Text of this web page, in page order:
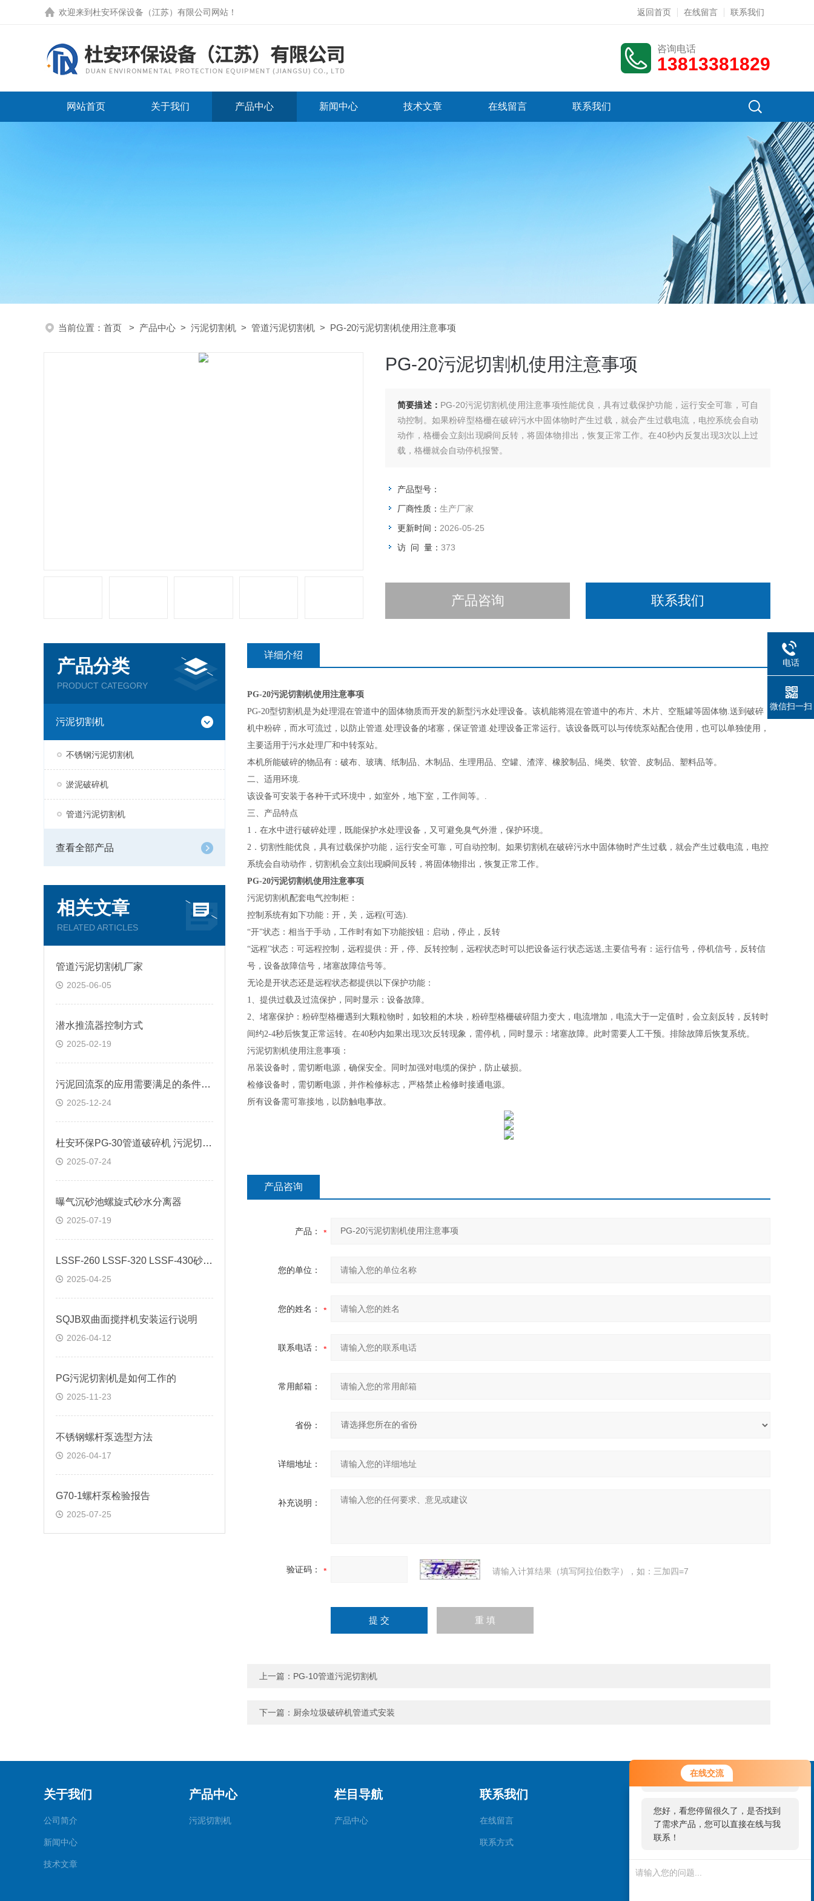
在线交流
您好！欢迎前来咨询，很高兴为您
服务，请问您要咨询什么问题呢？
您好，看您停留很久了，是否找到
了需求产品，您可以直接在线与我
联系！
欢迎来到 杜安环保设备（江苏）有限公司网站 ！ 返回首页 在线留言 联系我们
咨询电话
13813381829
网站首页 关于我们 产品中心 新闻中心 技术文章 在线留言 联系我们
当前位置： 首页 > 产品中心 > 污泥切割机 > 管道污泥切割机 > PG-20污泥切割机使用注意事项
PG-20污泥切割机使用注意事项
简要描述： PG-20污泥切割机使用注意事项性能优良，具有过载保护功能，运行安全可靠，可自
动控制。如果粉碎型格栅在破碎污水中固体物时产生过载，就会产生过载电流，电控系统会自动
动作，格栅会立刻出现瞬间反转，将固体物排出，恢复正常工作。在40秒内反复出现3次以上过
载，格栅就会自动停机报警。
产品型号：
厂商性质： 生产厂家
更新时间： 2026-05-25
访 问 量： 373
产品咨询 联系我们
产品分类
PRODUCT CATEGORY
污泥切割机
不锈钢污泥切割机
淤泥破碎机
管道污泥切割机
查看全部产品
相关文章
RELATED ARTICLES
管道污泥切割机厂家
2025-06-05
潜水推流器控制方式
2025-02-19
污泥回流泵的应用需要满足的条件有哪些
2025-12-24
杜安环保PG-30管道破碎机 污泥切割机说明书
2025-07-24
曝气沉砂池螺旋式砂水分离器
2025-07-19
LSSF-260 LSSF-320 LSSF-430砂水分离器价格
2025-04-25
SQJB双曲面搅拌机安装运行说明
2026-04-12
PG污泥切割机是如何工作的
2025-11-23
不锈钢螺杆泵选型方法
2026-04-17
G70-1螺杆泵检验报告
2025-07-25
详细介绍
PG-20污泥切割机使用注意事项
PG-20型切割机是为处理混在管道中的固体物质而开发的新型污水处理设备。该机能将混在管道中的布片、木片、空瓶罐等固体物.送到破碎
机中粉碎，而水可流过，以防止管道.处理设备的堵塞，保证管道.处理设备正常运行。该设备既可以与传统泵站配合使用，也可以单独使用，
主要适用于污水处理厂和中转泵站。
本机所能破碎的物品有：破布、玻璃、纸制品、木制品、生理用品、空罐、渣滓、橡胶制品、绳类、软管、皮制品、塑料品等。
二、适用环境.
该设备可安装于各种干式环境中，如室外，地下室，工作间等。 .
三、产品特点
1．在水中进行破碎处理，既能保护水处理设备，又可避免臭气外泄，保护环境。
2．切割性能优良，具有过载保护功能，运行安全可靠，可自动控制。如果切割机在破碎污水中固体物时产生过载，就会产生过载电流，电控
系统会自动动作，切割机会立刻出现瞬间反转，将固体物排出，恢复正常工作。
PG-20污泥切割机使用注意事项
污泥切割机配套电气控制 柜：
控制系统有如下功能：开，关，远程(可选).
“开"状态：相当于手动，工作时有如下功能按钮：启动，停止，反转
“远程"状态：可远程控制，远程提供：开，停、反转控制，远程状态时可以把设备运行状态远送,主要信号有：运行信号，停机信号，反转信
号，设备故障信号，堵塞故障信号等。
无论是开状态还是远程状态都提供以下保护功能：
1、提供过载及过流保护，同时显示：设备故障。
2、堵塞保护：粉碎型格栅遇到大颗粒物时，如较粗的木块，粉碎型格栅破碎阻力变大，电流增加，电流大于一定值时，会立刻反转，反转时
间约2-4秒后恢复正常运转。在40秒内如果出现3次反转现象，需停机，同时显示：堵塞故障。此时需要人工干预。排除故障后恢复系统。
污泥切割机使用注意事项 ：
吊装设备时，需切断电源，确保安全。同时加强对电缆的保护，防止破损。
检修设备时，需切断电源，并作检修标志，严格禁止检修时接通电源。
所有设备需可靠接地，以防触电事故。
产品咨询
产品：
您的单位：
您的姓名：
联系电话：
常用邮箱：
省份：
详细地址：
补充说明：
验证码： 请输入计算结果（填写阿拉伯数字），如：三加四=7
上一篇： PG-10管道污泥切割机
下一篇： 厨余垃圾破碎机管道式安装
关于我们
公司简介
新闻中心
技术文章
产品中心
污泥切割机
栏目导航
产品中心
联系我们
在线留言
联系方式
电话
微信扫一扫